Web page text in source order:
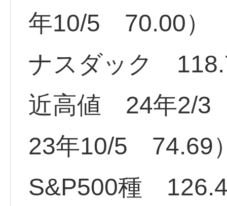
年10/5 70.00）
ナスダック
近高値 24年2/
23年10/5 74.69
S&P500種